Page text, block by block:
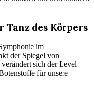
Tanz des Körpers
im
der Spiegel von
sich der Level
für unsere